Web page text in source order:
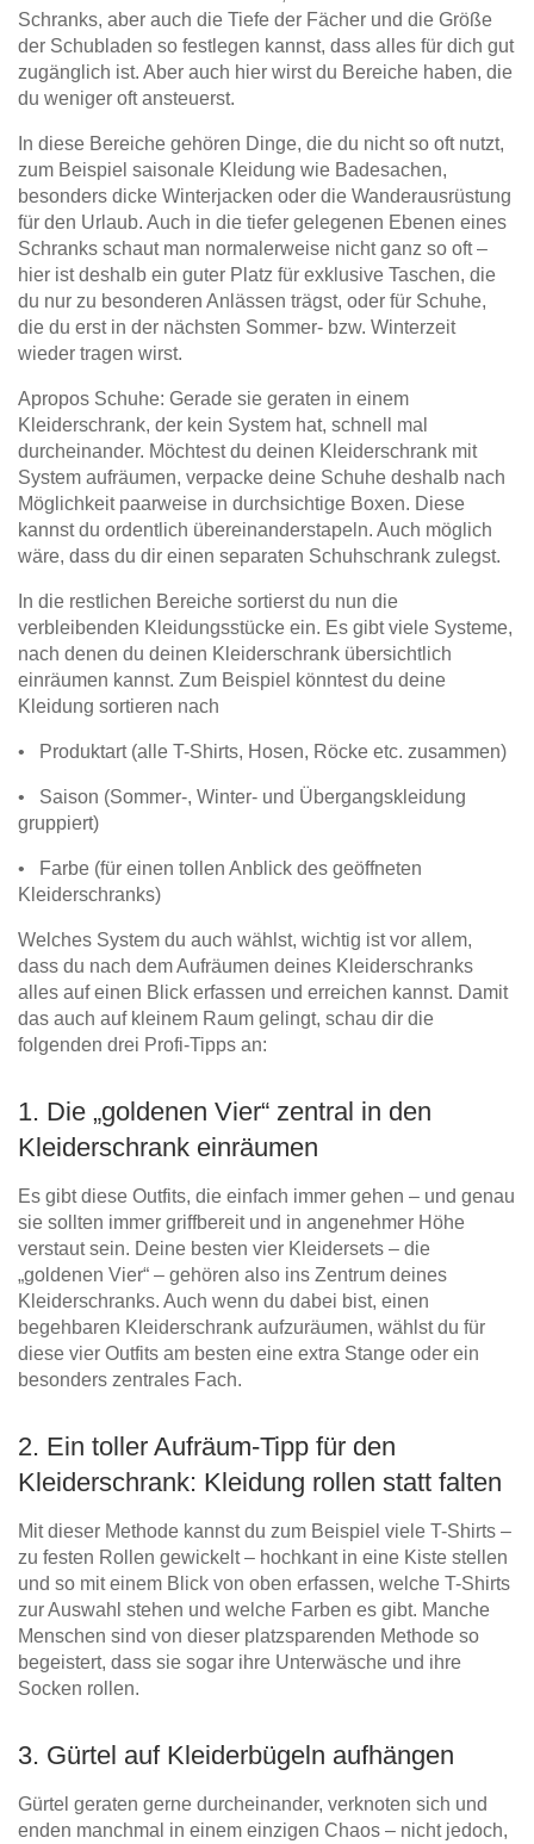
Schranks, aber auch die Tiefe der Fächer und die Größe
der Schubladen so festlegen kannst, dass alles für dich gut
zugänglich ist. Aber auch hier wirst du Bereiche haben, die
du weniger oft ansteuerst.
In diese Bereiche gehören Dinge, die du nicht so oft nutzt,
zum Beispiel saisonale Kleidung wie Badesachen,
besonders dicke Winterjacken oder die Wanderausrüstung
für den Urlaub. Auch in die tiefer gelegenen Ebenen eines
Schranks schaut man normalerweise nicht ganz so oft –
hier ist deshalb ein guter Platz für exklusive Taschen, die
du nur zu besonderen Anlässen trägst, oder für Schuhe,
die du erst in der nächsten Sommer- bzw. Winterzeit
wieder tragen wirst.
Apropos Schuhe: Gerade sie geraten in einem
Kleiderschrank, der kein System hat, schnell mal
durcheinander. Möchtest du deinen Kleiderschrank mit
System aufräumen, verpacke deine Schuhe deshalb nach
Möglichkeit paarweise in durchsichtige Boxen. Diese
kannst du ordentlich übereinanderstapeln. Auch möglich
wäre, dass du dir einen separaten Schuhschrank zulegst.
In die restlichen Bereiche sortierst du nun die
verbleibenden Kleidungsstücke ein. Es gibt viele Systeme,
nach denen du deinen Kleiderschrank übersichtlich
einräumen kannst. Zum Beispiel könntest du deine
Kleidung sortieren nach
• Produktart (alle T-Shirts, Hosen, Röcke etc. zusammen)
• Saison (Sommer-, Winter- und Übergangskleidung
gruppiert)
• Farbe (für einen tollen Anblick des geöffneten
Kleiderschranks)
Welches System du auch wählst, wichtig ist vor allem,
dass du nach dem Aufräumen deines Kleiderschranks
alles auf einen Blick erfassen und erreichen kannst. Damit
das auch auf kleinem Raum gelingt, schau dir die
folgenden drei Profi-Tipps an:
1. Die „goldenen Vier“ zentral in den
Kleiderschrank einräumen
Es gibt diese Outfits, die einfach immer gehen – und genau
sie sollten immer griffbereit und in angenehmer Höhe
verstaut sein. Deine besten vier Kleidersets – die
„goldenen Vier“ – gehören also ins Zentrum deines
Kleiderschranks. Auch wenn du dabei bist, einen
begehbaren Kleiderschrank aufzuräumen, wählst du für
diese vier Outfits am besten eine extra Stange oder ein
besonders zentrales Fach.
2. Ein toller Aufräum-Tipp für den
Kleiderschrank: Kleidung rollen statt falten
Mit dieser Methode kannst du zum Beispiel viele T-Shirts –
zu festen Rollen gewickelt – hochkant in eine Kiste stellen
und so mit einem Blick von oben erfassen, welche T-Shirts
zur Auswahl stehen und welche Farben es gibt. Manche
Menschen sind von dieser platzsparenden Methode so
begeistert, dass sie sogar ihre Unterwäsche und ihre
Socken rollen.
3. Gürtel auf Kleiderbügeln aufhängen
Gürtel geraten gerne durcheinander, verknoten sich und
enden manchmal in einem einzigen Chaos – nicht jedoch,